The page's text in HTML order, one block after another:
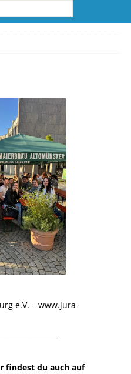
e.V. – www.jura-
findest du auch auf